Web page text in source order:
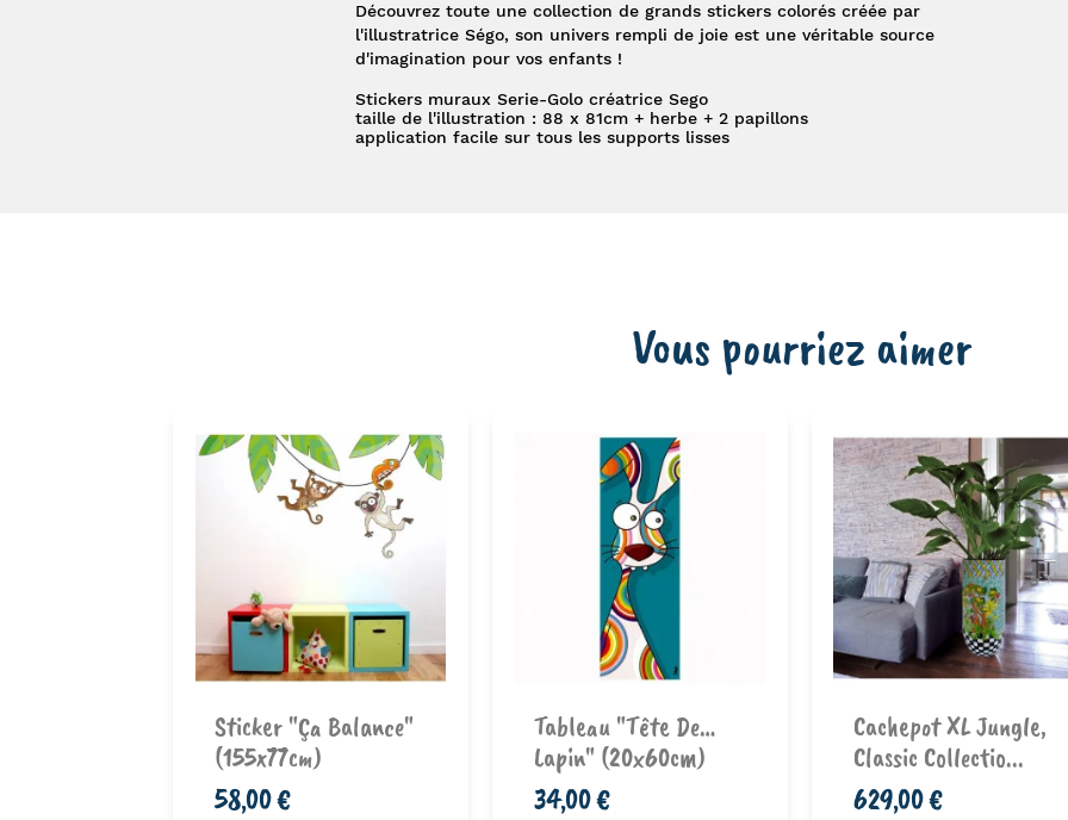
Découvrez toute une collection de grands stickers colorés créée par
l'illustratrice Ségo, son univers rempli de joie est une véritable source
d'imagination pour vos enfants !
Stickers muraux Serie-Golo créatrice Sego
taille de l'illustration : 88 x 81cm + herbe + 2 papillons
application facile sur tous les supports lisses
Vous pourriez aimer
Sticker "Ça Balance"
(155x77cm)
58,00 €
Ajouter au
panier
Tableau "Tête De…
Lapin" (20x60cm)
34,00 €
Ajouter au
panier
Cachepot XL Jungle,
Classic Collectio...
629,00 €
Ajouter au
panier